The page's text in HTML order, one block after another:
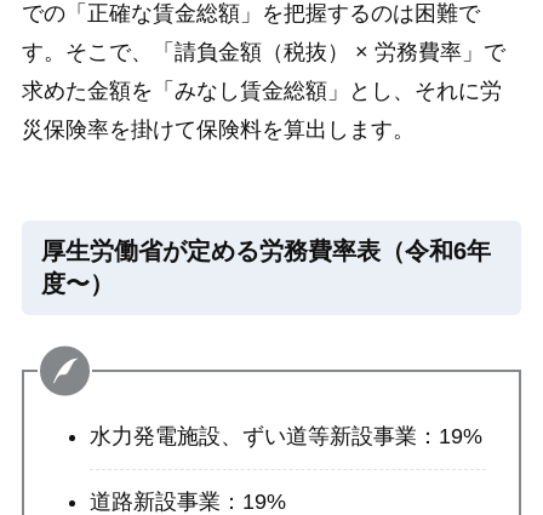
での「正確な賃金総額」を把握するのは困難で
す。そこで、「請負金額（税抜） × 労務費率」で
求めた金額を「みなし賃金総額」とし、それに労
災保険率を掛けて保険料を算出します。
厚生労働省が定める労務費率表（令和6年
度〜）
水力発電施設、ずい道等新設事業：19%
道路新設事業：19%